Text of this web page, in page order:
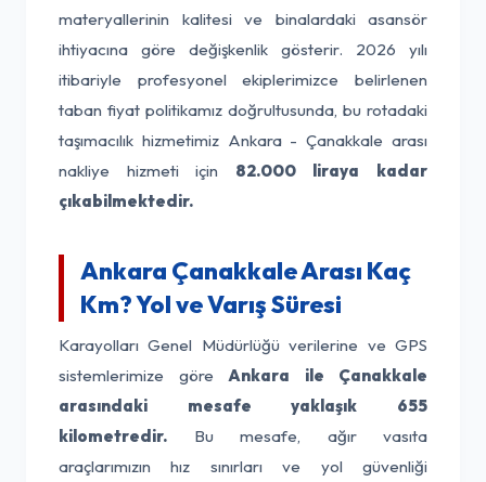
materyallerinin kalitesi ve binalardaki asansör
ihtiyacına göre değişkenlik gösterir. 2026 yılı
itibariyle profesyonel ekiplerimizce belirlenen
taban fiyat politikamız doğrultusunda, bu rotadaki
taşımacılık hizmetimiz Ankara - Çanakkale arası
nakliye hizmeti için 82.000 liraya kadar
çıkabilmektedir.
Ankara Çanakkale Arası Kaç
Km? Yol ve Varış Süresi
Karayolları Genel Müdürlüğü verilerine ve GPS
sistemlerimize göre Ankara ile Çanakkale
arasındaki mesafe yaklaşık 655
kilometredir. Bu mesafe, ağır vasıta
araçlarımızın hız sınırları ve yol güvenliği